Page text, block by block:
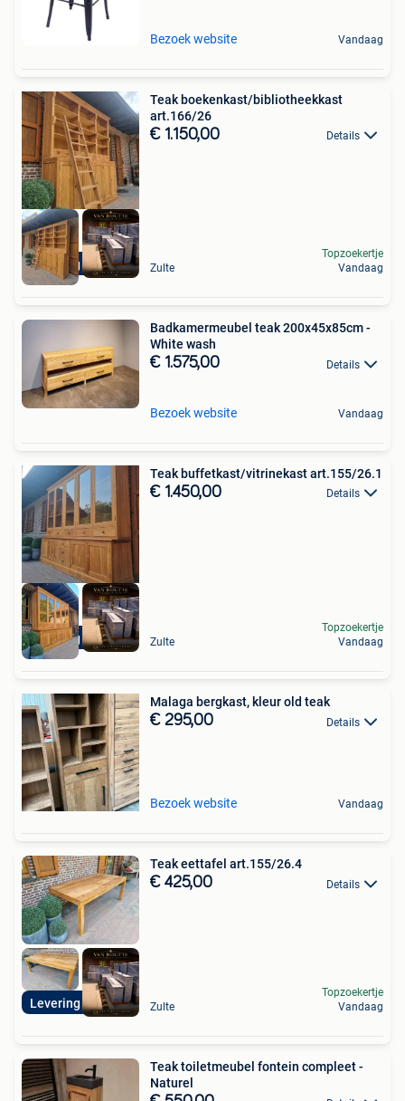
Bezoek website Vandaag
Levering mogelijk
Teak boekenkast/bibliotheekkast
art.166/26
€ 1.150,00 Details
Zulte
Topzoekertje
Vandaag
Badkamermeubel teak 200x45x85cm -
White wash
€ 1.575,00 Details
Bezoek website Vandaag
Levering mogelijk
Teak buffetkast/vitrinekast art.155/26.1
€ 1.450,00 Details
Zulte
Topzoekertje
Vandaag
Malaga bergkast, kleur old teak
€ 295,00 Details
Bezoek website Vandaag
Levering mogelijk
Teak eettafel art.155/26.4
€ 425,00 Details
Zulte
Topzoekertje
Vandaag
Teak toiletmeubel fontein compleet -
Naturel